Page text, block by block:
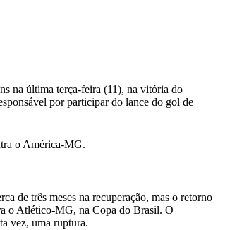
na última terça-feira (11), na vitória do
por participar do lance do gol de
o América-MG.
de três meses na recuperação, mas o retorno
o Atlético-MG, na Copa do Brasil. O
vez, uma ruptura.